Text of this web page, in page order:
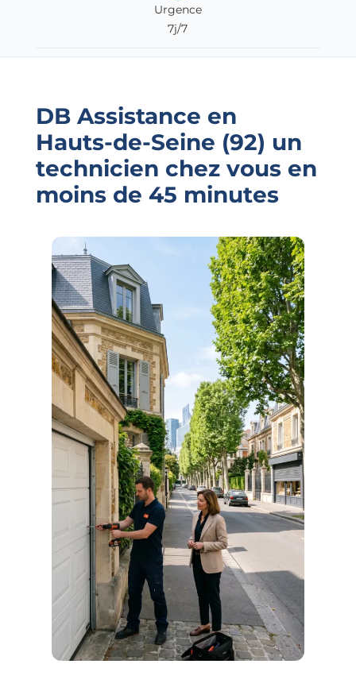
Urgence
7j/7
DB Assistance en
Hauts-de-Seine (92) un
technicien chez vous en
moins de 45 minutes